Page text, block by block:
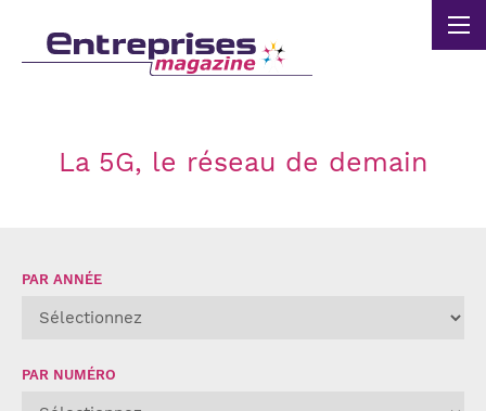
La 5G, le réseau de demain
PAR ANNÉE
PAR NUMÉRO